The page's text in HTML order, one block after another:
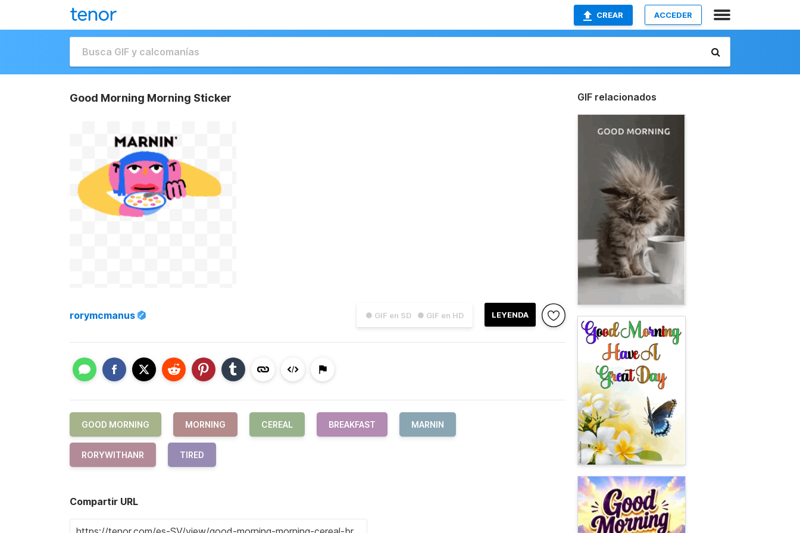
CREAR ACCEDER
Good Morning Morning Sticker
● GIF en SD ● GIF en HD LEYENDA
rorymcmanus
GOOD MORNING MORNING CEREAL BREAKFAST MARNIN
RORYWITHANR TIRED
Compartir URL
GIF relacionados